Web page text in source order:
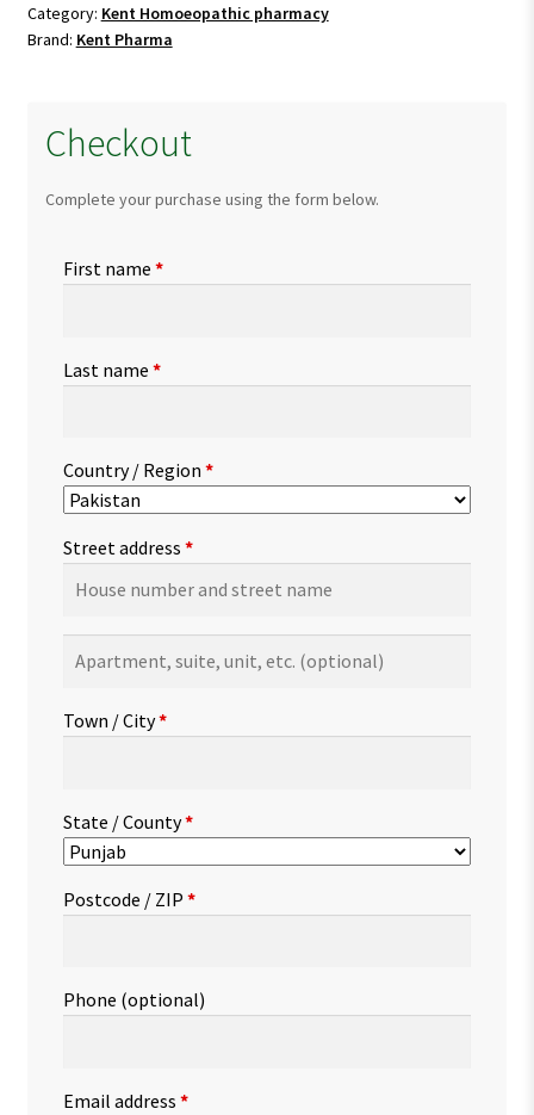
Pain
&
quantity
Category: Kent Homoeopathic pharmacy
Brand: Kent Pharma
Checkout
Complete your purchase using the form below.
First name *
Last name *
Country / Region *
Street address *
suite,
etc.(optional)
Town / City*
State / County*
Postcode / ZIP *
Phone (optional)
Email address *